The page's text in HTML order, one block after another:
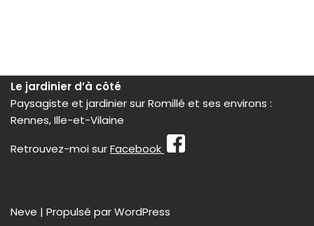
Le jardinier d’à côté
Paysagiste et jardinier sur Romillé et ses environs :
Rennes, Ille-et-Vilaine
Retrouvez-moi surFacebook
Neve | Propulsé parWordPress